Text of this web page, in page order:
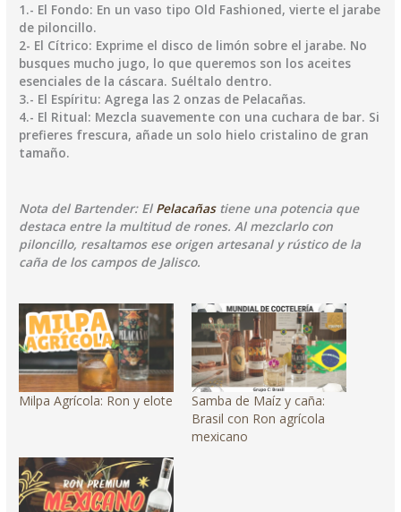
​1.- El Fondo: En un vaso tipo Old Fashioned, vierte el jarabe
de piloncillo.
​2- El Cítrico: Exprime el disco de limón sobre el jarabe. No
busques mucho jugo, lo que queremos son los aceites
esenciales de la cáscara. Suéltalo dentro.
​3.- El Espíritu: Agrega las 2 onzas de Pelacañas.
​4.- El Ritual: Mezcla suavemente con una cuchara de bar. Si
prefieres frescura, añade un solo hielo cristalino de gran
tamaño.
​Nota del Bartender: El Pelacañastiene una potencia que
destaca entre la multitud de rones. Al mezclarlo con
piloncillo, resaltamos ese origen artesanal y rústico de la
caña de los campos de Jalisco.
Milpa Agrícola: Ron y elote
Samba de Maíz y caña:
Brasil con Ron agrícola
mexicano